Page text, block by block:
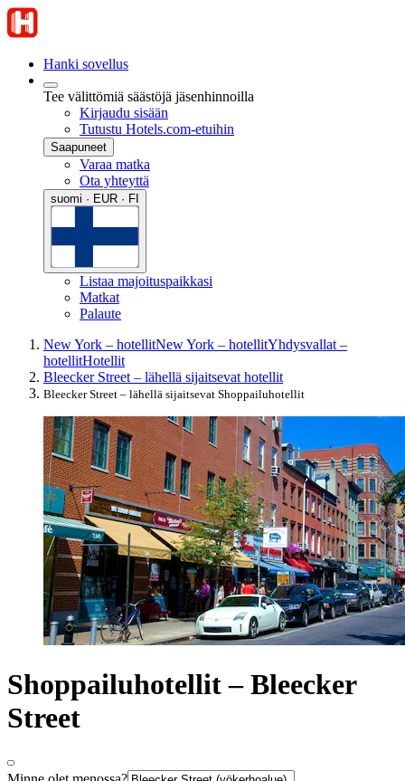
Hanki sovellus
Tee välittömiä säästöjä jäsenhinnoilla
Kirjaudu sisään
Tutustu Hotels.com-etuihin
Saapuneet
Varaa matka
Ota yhteyttä
suomi · EUR · FI
Listaa majoituspaikkasi
Matkat
Palaute
New York – hotellitNew York – hotellitYhdysvallat –
hotellitHotellit
Bleecker Street – lähellä sijaitsevat hotellit
Bleecker Street – lähellä sijaitsevat Shoppailuhotellit
Shoppailuhotellit – Bleecker
Street